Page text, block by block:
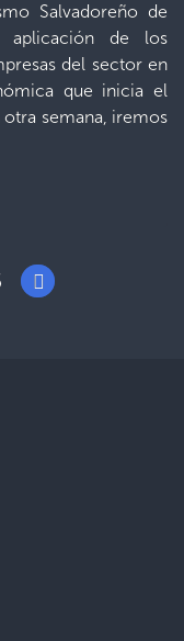
Salvadoreño de
aplicación de los
del sector en
que inicia el
semana, iremos